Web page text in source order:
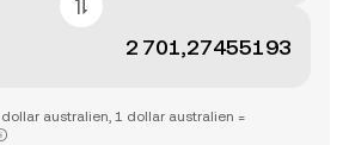
australien, 1 dollar australien =